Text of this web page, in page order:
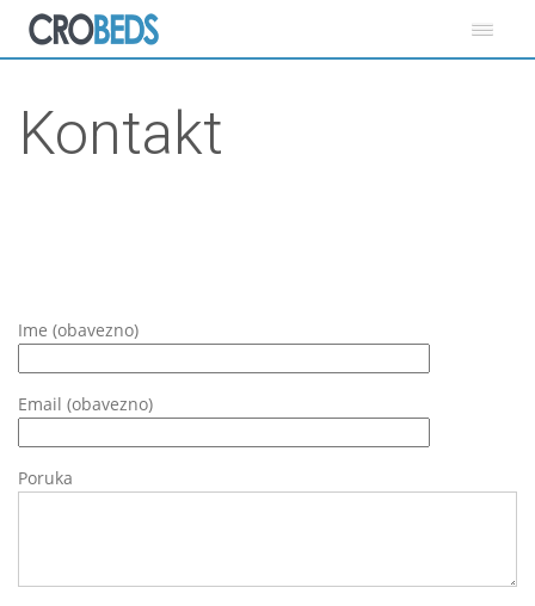
Kontakt
Ime (obavezno)
Email (obavezno)
Poruka